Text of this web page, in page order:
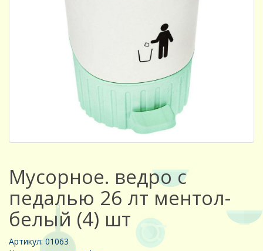
Мусорное. ведро с
педалью 26 лт ментол-
белый (4) шт
Артикул: 01063